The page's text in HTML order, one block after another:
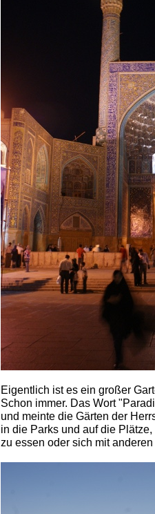
Eigentlich ist es ein großer
Schon immer. Das Wort
und meinte die Gärten der
in die Parks und auf die
zu essen oder sich mit anderen